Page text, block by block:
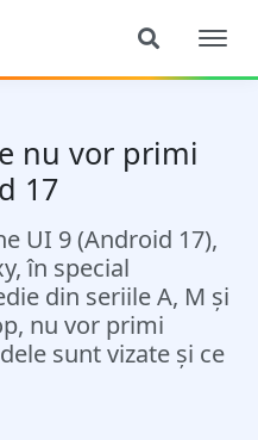
nu vor primi
17
UI 9 (Android 17),
în special
din seriile A, M și
nu vor primi
sunt vizate și ce